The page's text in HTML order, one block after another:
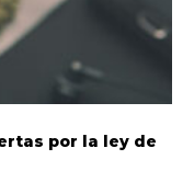
por la ley de